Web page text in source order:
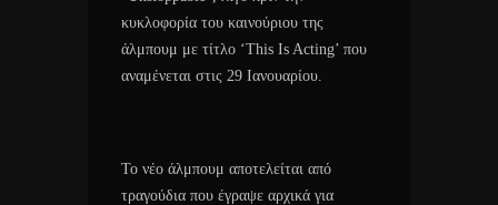
κυκλοφορία του καινούριου της
άλμπουμ με τίτλο ‘This Is Acting’ που
αναμένεται στις 29 Ιανουαρίου.
Το νέο άλμπουμ αποτελείται από
τραγούδια που έγραψε αρχικά για